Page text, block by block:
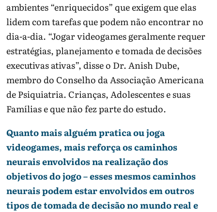
ambientes “enriquecidos” que exigem que elas
lidem com tarefas que podem não encontrar no
dia-a-dia. “Jogar videogames geralmente requer
estratégias, planejamento e tomada de decisões
executivas ativas”, disse o Dr. Anish Dube,
membro do Conselho da Associação Americana
de Psiquiatria. Crianças, Adolescentes e suas
Famílias e que não fez parte do estudo.
Quanto mais alguém pratica ou joga
videogames, mais reforça os caminhos
neurais envolvidos na realização dos
objetivos do jogo – esses mesmos caminhos
neurais podem estar envolvidos em outros
tipos de tomada de decisão no mundo real e